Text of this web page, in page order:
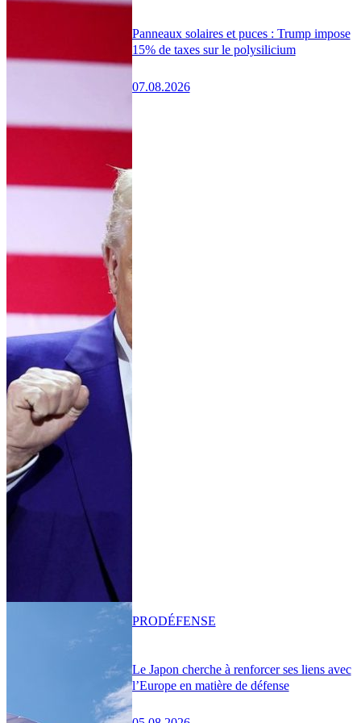
Panneaux solaires et puces : Trump impose
15% de taxes sur le polysilicium
07.08.2026
Le Japon cherche à renforcer ses liens avec
l’Europe en matière de défense
PRODÉFENSE